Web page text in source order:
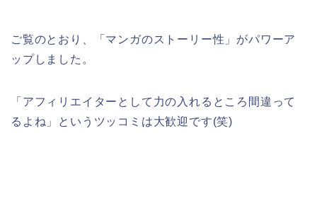
ご覧のとおり、「マンガのストーリー性」がパワーア
ップしました。
「アフィリエイターとして力の入れるところ間違って
るよね」というツッコミは大歓迎です(笑)